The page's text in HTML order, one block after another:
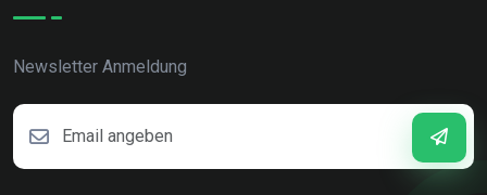
Newsletter Anmeldung